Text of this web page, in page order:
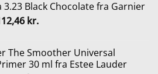
kr..
er:
112,50 kr..
3.23 Black Chocolate fra Garnier
kr..
kr.Den
er:
112,46 kr..
The Smoother Universal
30 ml fra Estee Lauder